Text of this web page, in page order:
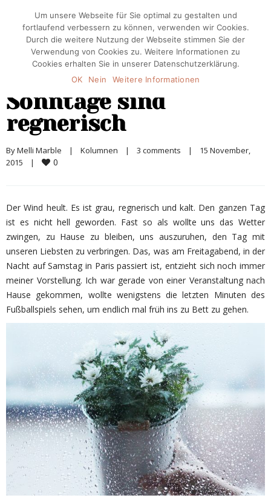
Sonntage sind
regnerisch
By Melli Marble | Kolumnen | 3 comments |
15 November,
2015
| 0
Der Wind heult. Es ist grau, regnerisch und kalt. Den ganzen Tag
ist es nicht hell geworden. Fast so als wollte uns das Wetter
zwingen, zu Hause zu bleiben, uns auszuruhen, den Tag mit
unseren Liebsten zu verbringen. Das, was am Freitagabend, in der
Nacht auf Samstag in Paris passiert ist, entzieht sich noch immer
meiner Vorstellung. Ich war gerade von einer Veranstaltung nach
Hause gekommen, wollte wenigstens die letzten Minuten des
Fußballspiels sehen, um endlich mal früh ins zu Bett zu gehen.
Um unsere Webseite für Sie optimal zu gestalten und
fortlaufend verbessern zu können, verwenden wir Cookies.
Durch die weitere Nutzung der Webseite stimmen Sie der
Verwendung von Cookies zu. Weitere Informationen zu
Cookies erhalten Sie in unserer Datenschutzerklärung.
OK
Nein Weitere Informationen